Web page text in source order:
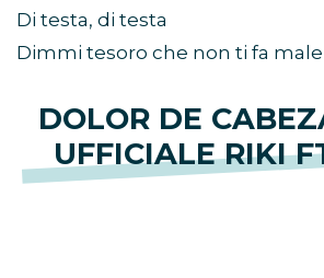
Di testa, di testa
Dimmi tesoro che non ti fa male
DOLOR DE
UFFICIALE RIKI